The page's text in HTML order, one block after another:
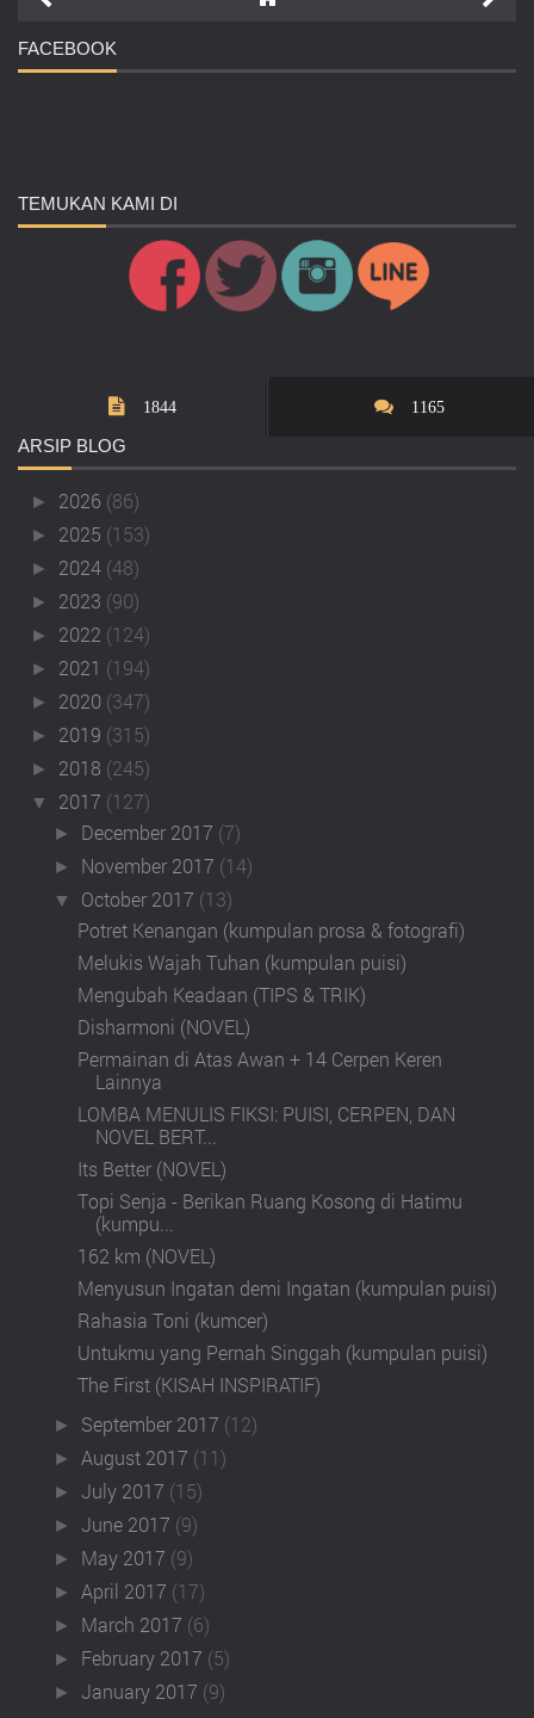
FACEBOOK
TEMUKAN KAMI DI
1844 1165
ARSIP BLOG
► 2026 (86)
► 2025 (153)
► 2024 (48)
► 2023 (90)
► 2022 (124)
► 2021 (194)
► 2020 (347)
► 2019 (315)
► 2018 (245)
▼ 2017 (127)
► December 2017 (7)
► November 2017 (14)
▼ October 2017 (13)
Potret Kenangan (kumpulan prosa & fotografi)
Melukis Wajah Tuhan (kumpulan puisi)
Mengubah Keadaan (TIPS & TRIK)
Disharmoni (NOVEL)
Permainan di Atas Awan + 14 Cerpen Keren
Lainnya
LOMBA MENULIS FIKSI: PUISI, CERPEN, DAN
NOVEL BERT...
Its Better (NOVEL)
Topi Senja - Berikan Ruang Kosong di Hatimu
(kumpu...
162 km (NOVEL)
Menyusun Ingatan demi Ingatan (kumpulan puisi)
Rahasia Toni (kumcer)
Untukmu yang Pernah Singgah (kumpulan puisi)
The First (KISAH INSPIRATIF)
► September 2017 (12)
►August 2017 (11)
►July 2017 (15)
►June 2017 (9)
► May 2017 (9)
►April 2017 (17)
► March 2017 (6)
► February 2017 (5)
►January 2017 (9)